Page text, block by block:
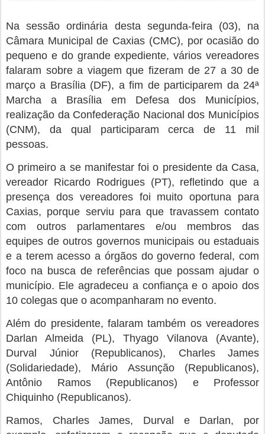
Na sessão ordinária desta segunda-feira (03), na
Câmara Municipal de Caxias (CMC), por ocasião do
pequeno e do grande expediente, vários vereadores
falaram sobre a viagem que fizeram de 27 a 30 de
março a Brasília (DF), a fim de participarem da 24ª
Marcha a Brasília em Defesa dos Municípios,
realização da Confederação Nacional dos Municípios
(CNM), da qual participaram cerca de 11 mil
pessoas.
O primeiro a se manifestar foi o presidente da Casa,
vereador Ricardo Rodrigues (PT), refletindo que a
presença dos vereadores foi muito oportuna para
Caxias, porque serviu para que travassem contato
com outros parlamentares e/ou membros das
equipes de outros governos municipais ou estaduais
e a terem acesso a órgãos do governo federal, com
foco na busca de referências que possam ajudar o
município. Ele agradeceu a confiança e o apoio dos
10 colegas que o acompanharam no evento.
Além do presidente, falaram também os vereadores
Darlan Almeida (PL), Thyago Vilanova (Avante),
Durval Júnior (Republicanos), Charles James
(Solidariedade), Mário Assunção (Republicanos),
Antônio Ramos (Republicanos) e Professor
Chiquinho (Republicanos).
Ramos, Charles James, Durval e Darlan, por